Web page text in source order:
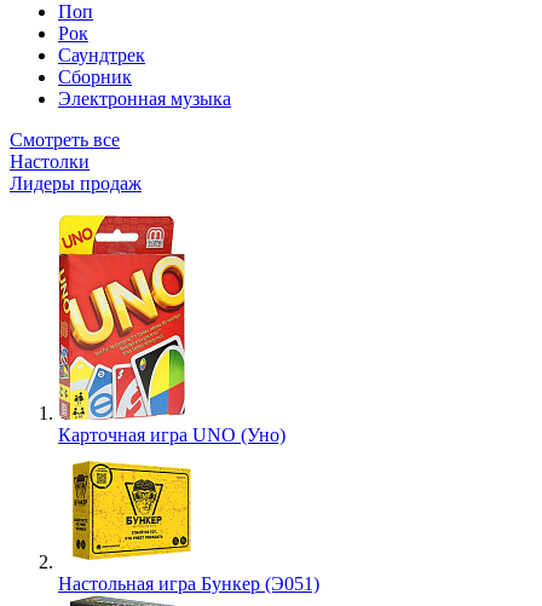
Поп
Рок
Саундтрек
Сборник
Электронная музыка
Смотреть все
Настолки
Лидеры продаж
Карточная игра UNO (Уно)
Настольная игра Бункер (Э051)